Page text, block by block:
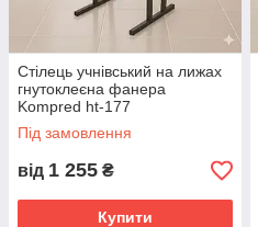
Стілець учнівський на лижах
гнутоклеєна фанера
Kompred ht-177
Під замовлення
від 1 255 ₴
Купити